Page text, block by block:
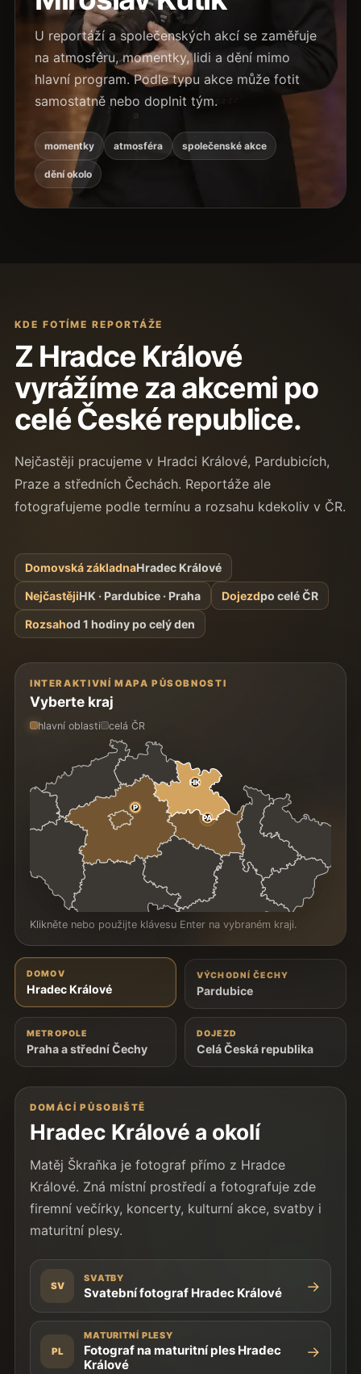
U reportáží a společenských akcí se zaměřuje
na atmosféru, momentky, lidi a dění mimo
hlavní program. Podle typu akce může fotit
samostatně nebo doplnit tým.
momentky atmosféra společenské akce
dění okolo
KDE FOTÍME REPORTÁŽE
Z Hradce Králové
vyrážíme za akcemi po
celé České republice.
Nejčastěji pracujeme v Hradci Králové, Pardubicích,
Praze a středních Čechách. Reportáže ale
fotografujeme podle termínu a rozsahu kdekoliv v ČR.
Domovská základnaHradec Králové
NejčastějiHK · Pardubice · Praha Dojezdpo celé ČR
Rozsahod 1 hodiny po celý den
INTERAKTIVNÍ MAPA PŮSOBNOSTI
Vyberte kraj
hlavní oblasti celá ČR
HK
PA
P
Klikněte nebo použijte klávesu Enter na vybraném kraji.
DOMOV
Hradec Králové
VÝCHODNÍ ČECHY
Pardubice
METROPOLE
Praha a střední Čechy
DOJEZD
Celá Česká republika
DOMÁCÍ PŮSOBIŠTĚ
Hradec Králové a okolí
Matěj Škraňka je fotograf přímo z Hradce
Králové. Zná místní prostředí a fotografuje zde
firemní večírky, koncerty, kulturní akce, svatby i
maturitní plesy.
SV
SVATBY
Svatební fotograf Hradec Králové →
PL
MATURITNÍ PLESY
Fotograf na maturitní ples Hradec
Králové
→